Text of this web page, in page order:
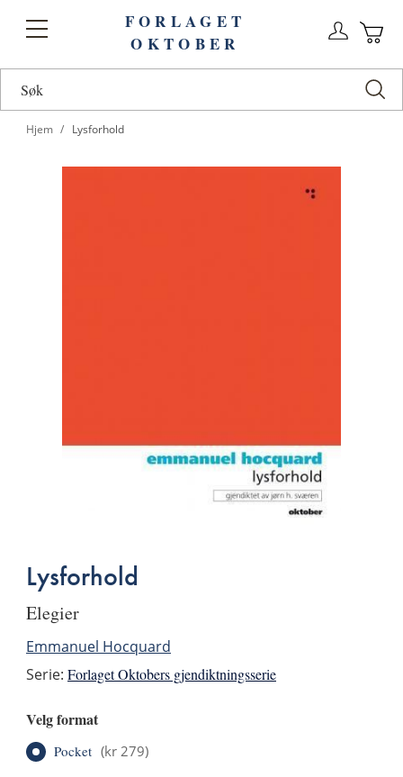
Toggle
FORLAGET
OKTOBER
Hjem Lysforhold
Lysforhold
elegier
Emmanuel Hocquard
Serie: Forlaget Oktobers gjendiktningsserie
Velg format
Pocket (kr 279)